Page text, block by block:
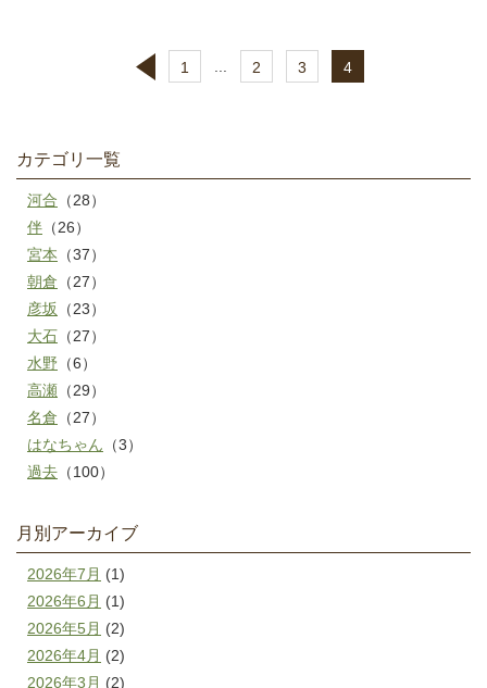
1 2 3 4
カテゴリ一覧
河合 （28）
伴 （26）
宮本 （37）
朝倉 （27）
彦坂 （23）
大石 （27）
水野 （6）
高瀬 （29）
名倉 （27）
はなちゃん （3）
過去 （100）
月別アーカイブ
2026年7月 (1)
2026年6月 (1)
2026年5月 (2)
2026年4月 (2)
2026年3月 (2)